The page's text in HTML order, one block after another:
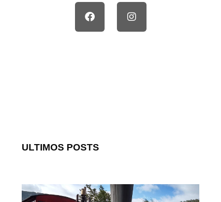
ULTIMOS POSTS